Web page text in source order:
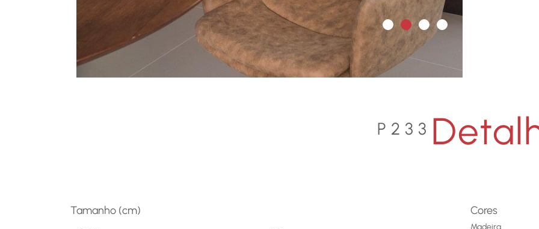
P233
Tamanho (cm) Cores
Madeira